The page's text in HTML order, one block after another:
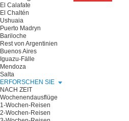
El Calafate
El Chaltén
Ushuaia
Puerto Madryn
Bariloche
Rest von Argentinien
Buenos Aires
Iguazu-Fälle
Mendoza
Salta
ERFORSCHEN SIE
NACH ZEIT
Wochenendausflüge
1-Wochen-Reisen
2-Wochen-Reisen